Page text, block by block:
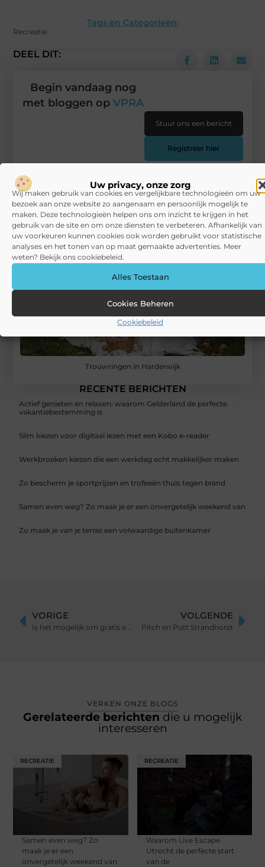
Uw privacy, onze zorg
Wij maken gebruik van cookies en vergelijkbare technologieën om uw
bezoek aan onze website zo aangenaam en persoonlijk mogelijk te
maken. Deze technologieën helpen ons om inzicht te krijgen in het
gebruik van de site en om onze diensten te verbeteren. Afhankelijk van
uw voorkeuren kunnen cookies ook worden gebruikt voor statistische
analyses en het tonen van op maat gemaakte advertenties. Meer
weten? Bekijk ons cookiebeleid.
Alles Toestaan
Cookies Beheren
Cookiebeleid
Tags en Categorieën:
Recreatie
DEEL DIT:
Trouwringen in Harderwijk
RECENTE BERICHTEN
Actief genieten én relaxen: waarom Gelderland de perfecte
vakantiebestemming is
Slim kiezen voor digitaal lezen met een Kobo e-reader
Werkbroeken kiezen die een werkdag echt makkelijker maken
Zo bescherm je sportprijzen en trofeeën thuis tegen brand
Samen even weg? Zo maak je er een onvergetelijk weekend van
Zo maak je van je terras een volwaardige buitenkamer
Begin vandaag nog
met bloggen opVPRA
Stuur ons een bericht
Registreer hier
VORIGE
Is het mogelijk om gratis een website te maken?
VOLGENDE
Pitch en Putt Strandhorst
VERKEN ONZE BLOGS
Gerelateerde berichten die u mogelijk
interesseren
RECREATIE
Samen even weg? Zo
maak je er een
onvergetelijk weekend van
RECREATIE
Waarom Live Escape
Utrecht de perfecte start
van de